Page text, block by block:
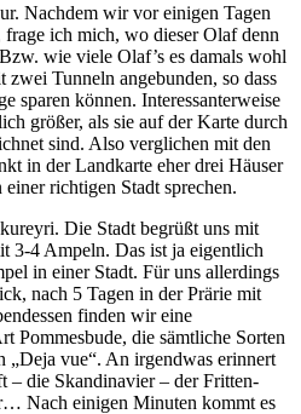
Nachdem wir vor einigen Tagen
ich mich, wo dieser Olaf denn
wie viele Olaf’s es damals wohl
Tunneln angebunden, so dass
sparen können. Interessanterweise
größer, als sie auf der Karte durch
sind. Also verglichen mit den
in der Landkarte eher drei Häuser
richtigen Stadt sprechen.
Die Stadt begrüßt uns mit
3-4 Ampeln. Das ist ja eigentlich
in einer Stadt. Für uns allerdings
nach 5 Tagen in der Prärie mit
finden wir eine
Pommesbude, die sämtliche Sorten
„Deja vue“. An irgendwas erinnert
– die Skandinavier – der Fritten-
Nach einigen Minuten kommt es